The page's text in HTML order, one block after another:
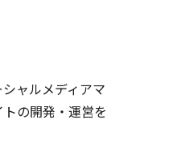
ャルメディアマ
の開発・運営を